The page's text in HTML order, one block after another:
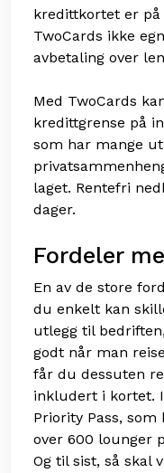
kredittkortet er på
TwoCards ikke
avbetaling over
Med TwoCards
kredittgrense på
som har mange
laget. Rentefri
dager.
Fordeler
En av de store
du enkelt kan
utlegg til
godt når man
får du dessuten
inkludert i kortet.
Priority Pass,
over 600 lounger
Og til sist, så skal